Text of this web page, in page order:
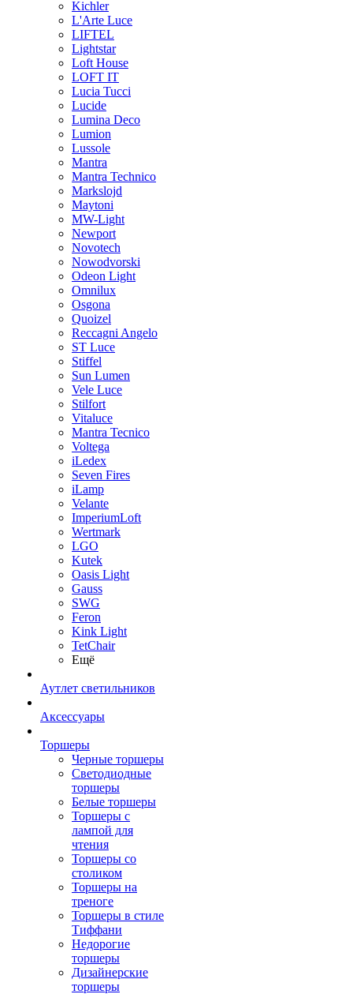
Kichler
L'Arte Luce
LIFTEL
Lightstar
Loft House
LOFT IT
Lucia Tucci
Lucide
Lumina Deco
Lumion
Lussole
Mantra
Mantra Technico
Markslojd
Maytoni
MW-Light
Newport
Novotech
Nowodvorski
Odeon Light
Omnilux
Osgona
Quoizel
Reccagni Angelo
ST Luce
Stiffel
Sun Lumen
Vele Luce
Stilfort
Vitaluce
Mantra Tecnico
Voltega
iLedex
Seven Fires
iLamp
Velante
ImperiumLoft
Wertmark
LGO
Kutek
Oasis Light
Gauss
SWG
Feron
Kink Light
TetСhair
Ещё
Аутлет светильников
Аксессуары
Торшеры
Черные торшеры
Светодиодные
торшеры
Белые торшеры
Торшеры с
лампой для
чтения
Торшеры со
столиком
Торшеры на
треноге
Торшеры в стиле
Тиффани
Недорогие
торшеры
Дизайнерские
торшеры